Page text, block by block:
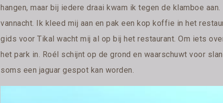
hangen, maar bij iedere draai kwam ik tegen de klamboe
vannacht. Ik kleed mij aan en pak een kop koffie in het
gids voor Tikal wacht mij al op bij het restaurant. Om iets
het park in. Roél schijnt op de grond en waarschuwt voor
soms een jaguar gespot kan worden.